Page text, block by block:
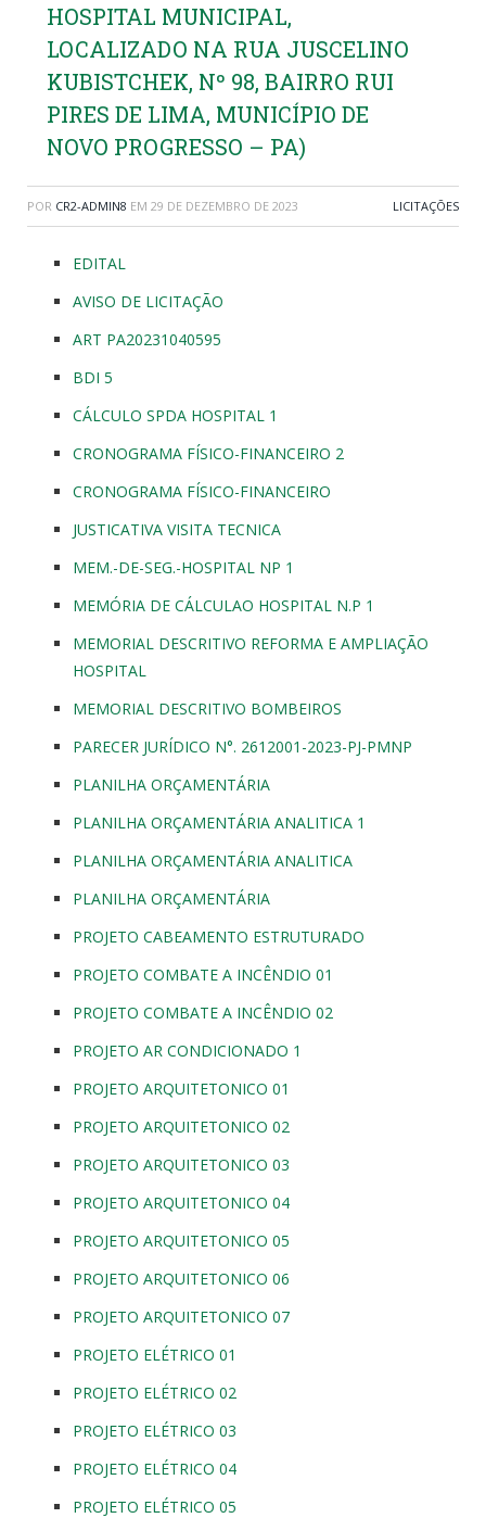
HOSPITAL MUNICIPAL,
LOCALIZADO NA RUA JUSCELINO
KUBISTCHEK, Nº 98, BAIRRO RUI
PIRES DE LIMA, MUNICÍPIO DE
NOVO PROGRESSO – PA)
POR CR2-ADMIN8 EM 29 DE DEZEMBRO DE 2023 LICITAÇÕES
EDITAL
AVISO DE LICITAÇÃO
ART PA20231040595
BDI 5
CÁLCULO SPDA HOSPITAL 1
CRONOGRAMA FÍSICO-FINANCEIRO 2
CRONOGRAMA FÍSICO-FINANCEIRO
JUSTICATIVA VISITA TECNICA
MEM.-DE-SEG.-HOSPITAL NP 1
MEMÓRIA DE CÁLCULAO HOSPITAL N.P 1
MEMORIAL DESCRITIVO REFORMA E AMPLIAÇÃO
HOSPITAL
MEMORIAL DESCRITIVO BOMBEIROS
PARECER JURÍDICO N°. 2612001-2023-PJ-PMNP
PLANILHA ORÇAMENTÁRIA
PLANILHA ORÇAMENTÁRIA ANALITICA 1
PLANILHA ORÇAMENTÁRIA ANALITICA
PLANILHA ORÇAMENTÁRIA
PROJETO CABEAMENTO ESTRUTURADO
PROJETO COMBATE A INCÊNDIO 01
PROJETO COMBATE A INCÊNDIO 02
PROJETO AR CONDICIONADO 1
PROJETO ARQUITETONICO 01
PROJETO ARQUITETONICO 02
PROJETO ARQUITETONICO 03
PROJETO ARQUITETONICO 04
PROJETO ARQUITETONICO 05
PROJETO ARQUITETONICO 06
PROJETO ARQUITETONICO 07
PROJETO ELÉTRICO 01
PROJETO ELÉTRICO 02
PROJETO ELÉTRICO 03
PROJETO ELÉTRICO 04
PROJETO ELÉTRICO 05